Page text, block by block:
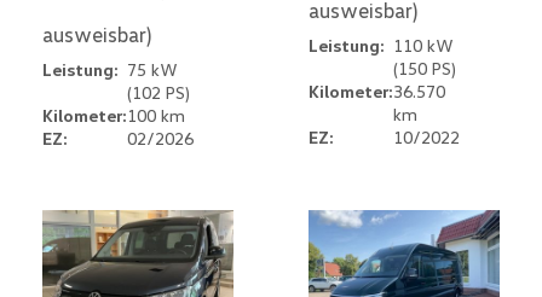
ausweisbar)
Leistung: 75 kW
(102 PS)
Kilometer:100 km
EZ:
02/2026
ausweisbar)
Leistung: 110 kW
(150 PS)
Kilometer:36.570
km
EZ:
10/2022